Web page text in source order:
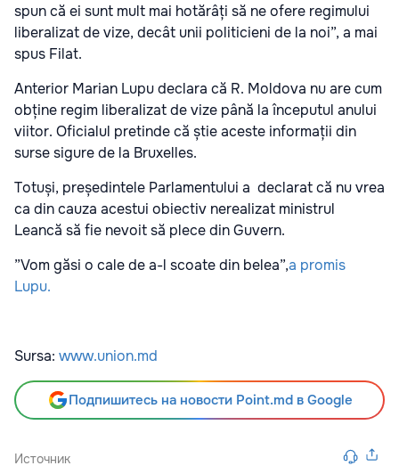
spun că ei sunt mult mai hotărâți să ne ofere regimului
liberalizat de vize, decât unii politicieni de la noi”, a mai
spus Filat.
Anterior Marian Lupu declara că R. Moldova nu are cum
obține regim liberalizat de vize până la începutul anului
viitor. Oficialul pretinde că știe aceste informații din
surse sigure de la Bruxelles.
Totuși, președintele Parlamentului a declarat că nu vrea
ca din cauza acestui obiectiv nerealizat ministrul
Leancă să fie nevoit să plece din Guvern.
”Vom găsi o cale de a-l scoate din belea”,a promis
Lupu.
Sursa: www.union.md
Подпишитесь на новости Point.md в Google
Источник